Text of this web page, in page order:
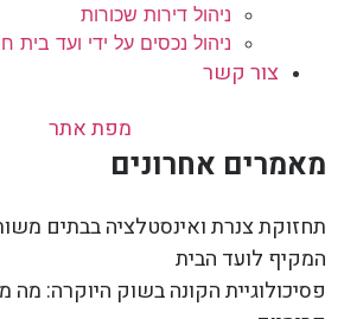
ניהול דירות שכורות
ניהול נכסים על ידי ועד בית
צור קשר
מפת אתר
מאמרים אחרונים
תחזוקת צנרת ואינסטלציה בבתים
המקיף לועד הבית
פסיכולוגיית הקונה בשוק היוקרה: מה